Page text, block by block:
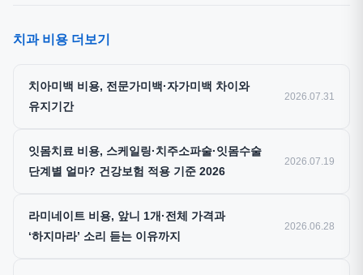
치과 비용 더보기
치아미백 비용, 전문가미백·자가미백 차이와
유지기간
2026.07.31
잇몸치료 비용, 스케일링·치주소파술·잇몸수술
단계별 얼마? 건강보험 적용 기준 2026
2026.07.19
라미네이트 비용, 앞니 1개·전체 가격과
‘하지마라’ 소리 듣는 이유까지
2026.06.28